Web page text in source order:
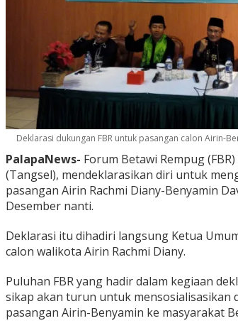
Deklarasi dukungan FBR untuk pasangan calon Airin-
PalapaNews- Forum Betawi Rempug
(Tangsel), mendeklarasikan diri untuk
pasangan Airin Rachmi Diany-Benyamin
Desember nanti.
Deklarasi itu dihadiri langsung Ketua
calon walikota Airin Rachmi Diany.
Puluhan FBR yang hadir dalam kegiaan
sikap akan turun untuk mensosialisasikan
pasangan Airin-Benyamin ke masyarakat